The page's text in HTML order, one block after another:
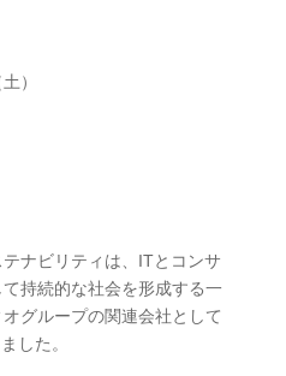
）
ナビリティは、 ITとコンサ
持続的な社会を形成する一
グループの関連会社として
した。